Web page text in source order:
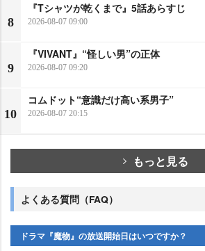
8
『Tシャツが乾くまで』5話あらすじ
2026-08-07 09:00
9
『VIVANT』“怪しい男”の正体
2026-08-07 09:20
10
コムドット“意識だけ高い系男子”
2026-08-07 20:15
もっと見る
よくある質問（FAQ）
ドラマ『魔物』の放送開始日はいつですか？